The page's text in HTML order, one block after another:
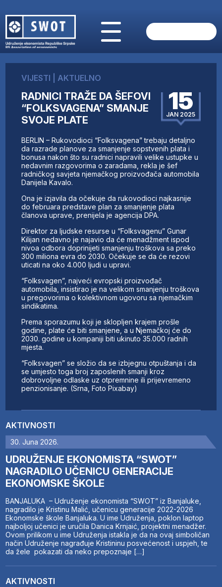
O NAMA
AKTUELNO
ANALIZE
KOMPANIJE
FINANSIJE
IZ STRANIH MEDIJA
AKTIVNOSTI
SWOT INTERVJU
UČLANI SE
KONTAKT
AKTIVNOSTI
30. Juna 2026.
UDRUŽENJE EKONOMISTA “SWOT”
NAGRADILO UČENICU GENERACIJE
EKONOMSKE ŠKOLE
BANJALUKA – Udruženje ekonomista “SWOT” iz Banjaluke,
nagradilo je Kristinu Malić, učenicu generacije 2022-2026
Ekonomske škole Banjaluka. U ime Udruženja, poklon laptop
najboljoj učenici je uručila Danica Krnjaić, projektni menadžer.
Ovom prilikom u ime Udruženja istakla je da na ovaj simboličan
način Udruženje nagrađuje Kristininu posvećenost i uspjeh, te
da žele pokazati da neko prepoznaje […]
AKTIVNOSTI
VIJESTI AKTUELNO
RADNICI TRAŽE DA ŠEFOVI
“FOLKSVAGENA” SMANJE
SVOJE PLATE
15
JAN 2025
BERLIN – Rukovodioci “Folksvagena” trebaju detaljno
da razrade planove za smanjenje sopstvenih plata i
bonusa nakon što su radnici napravili velike ustupke u
nedavnim razgovorima o zaradama, rekla je šef
radničkog savjeta njemačkog proizvođača automobila
Danijela Kavalo.
Ona je izjavila da očekuje da rukovodioci najkasnije
do februara predstave plan za smanjenje plata
članova uprave, prenijela je agencija DPA.
Direktor za ljudske resurse u “Folksvagenu” Gunar
Kilijan nedavno je najavio da će menadžment ispod
nivoa odbora doprinijeti smanjenju troškova sa preko
300 miliona evra do 2030. Očekuje se da će rezovi
uticati na oko 4.000 ljudi u upravi.
“Folksvagen”, najveći evropski proizvođač
automobila, insistirao je na velikom smanjenju troškova
u pregovorima o kolektivnom ugovoru sa njemačkim
sindikatima.
Prema sporazumu koji je sklopljen krajem prošle
godine, plate će biti smanjene, a u Njemačkoj će do
2030. godine u kompaniji biti ukinuto 35.000 radnih
mjesta.
“Folksvagen” se složio da se izbjegnu otpuštanja i da
se umjesto toga broj zaposlenih smanji kroz
dobrovoljne odlaske uz otpremnine ili prijevremeno
penzionisanje. (Srna, Foto Pixabay)